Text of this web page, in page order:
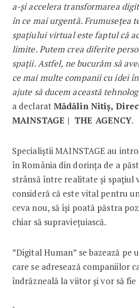
a-și accelera transformarea
în ce mai urgentă. Frumusețea
spațiului virtual este faptul că
limite. Putem crea diferite
spații. Astfel, ne bucurăm să
ce mai multe companii cu idei
ajute să ducem această
a declaratMădălin Nitiș,
MAINSTAGE | THE AGENCY.
Specialiștii MAINSTAGE au
în România din dorința de a
strânsă între realitate și spațiul
consideră că este vital pentru
ceva nou, să își poată păstra
chiar să supraviețuiască.
”Digital Human” se bazează
care se adresează companiilor
îndrăzneală la viitor și vor să